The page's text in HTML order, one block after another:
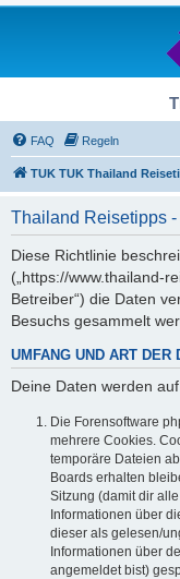
FAQ Regeln
TUK TUK Thailand
Thailand Reisetipps
Diese Richtlinie
(„https://www.thailand-
Betreiber“) die Daten
Besuchs gesammelt
UMFANG UND ART DER
Deine Daten werden
Die Forensoftware
mehrere Cookies.
temporäre Dateien
Boards erhalten
Sitzung (damit dir
Informationen über
dieser als gelesen/
Informationen über
angemeldet bist)